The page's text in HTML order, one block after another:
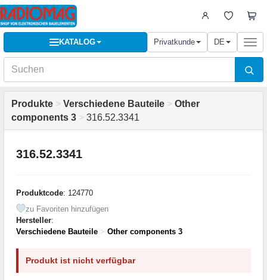
KATALOG Privatkunde DE
Produkte > Verschiedene Bauteile > Other
components 3 > 316.52.3341
316.52.3341
Produktcode: 124770
zu Favoriten hinzufügen
Hersteller:
Verschiedene Bauteile > Other components 3
Produkt ist nicht verfügbar